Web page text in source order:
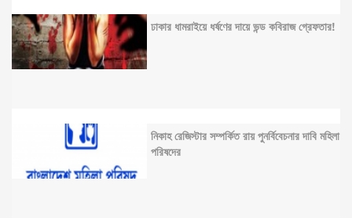
ঢাকার ধামরাইয়ে ধর্ষণের দায়ে ভন্ড কবিরাজ গ্রেফতার!
নিকাহ রেজিস্টার সম্পর্কিত রায় পুনর্বিবেচনার দাবি মহিলা
পরিষদের